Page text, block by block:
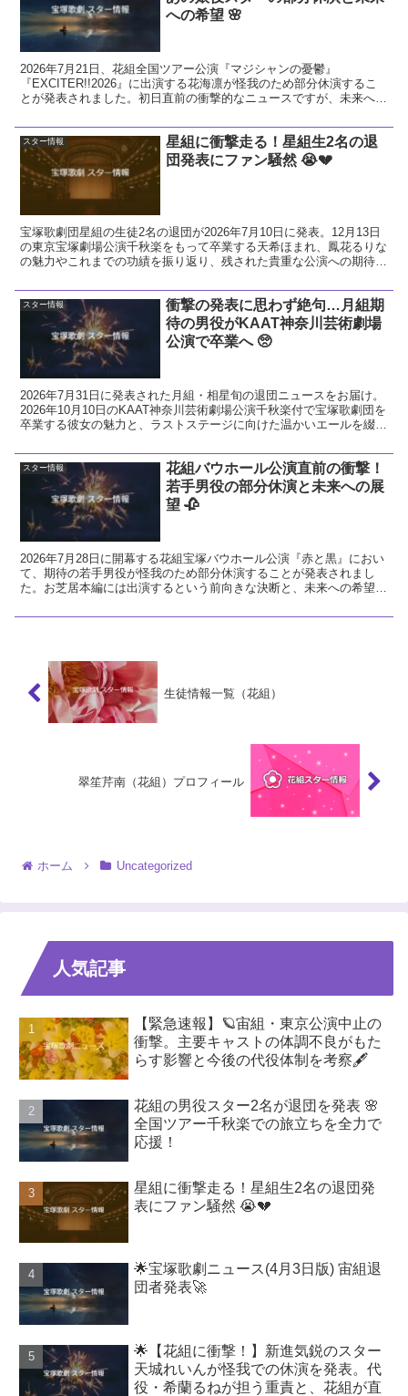
への希望 🌸
2026年7月21日、花組全国ツアー公演『マジシャンの憂鬱』
『EXCITER!!2026』に出演する花海凛が怪我のため部分休演するこ
とが発表されました。初日直前の衝撃的なニュースですが、未来への
送ります。
スター情報
星組に衝撃走る！星組生2名の退
団発表にファン騒然 😭💔
宝塚歌劇団星組の生徒2名の退団が2026年7月10日に発表。12月13日
の東京宝塚劇場公演千秋楽をもって卒業する天希ほまれ、鳳花るりな
の魅力やこれまでの功績を振り返り、残された貴重な公演への期待と
スター情報
衝撃の発表に思わず絶句…月組期
待の男役がKAAT神奈川芸術劇場
公演で卒業へ 🥺
2026年7月31日に発表された月組・相星旬の退団ニュースをお届け。
2026年10月10日のKAAT神奈川芸術劇場公演千秋楽付で宝塚歌劇団を
卒業する彼女の魅力と、ラストステージに向けた温かいエールを綴り
スター情報
花組バウホール公演直前の衝撃！
若手男役の部分休演と未来への展
望 🥀
2026年7月28日に開幕する花組宝塚バウホール公演『赤と黒』におい
て、期待の若手男役が怪我のため部分休演することが発表されまし
た。お芝居本編には出演するという前向きな決断と、未来への希望に
生徒情報一覧（花組）
翠笙芹南（花組）プロフィール
ホーム Uncategorized
人気記事
【緊急速報】🪐宙組・東京公演中止の
衝撃。主要キャストの体調不良がもた
らす影響と今後の代役体制を考察🖋️
花組の男役スター2名が退団を発表 🌸
全国ツアー千秋楽での旅立ちを全力で
応援！
星組に衝撃走る！星組生2名の退団発
表にファン騒然 😭💔
🌟宝塚歌劇ニュース(4月3日版) 宙組退
団者発表🚀
🌟【花組に衝撃！】新進気鋭のスター
天城れいんが怪我での休演を発表。代
役・希蘭るねが担う重責と、花組が直